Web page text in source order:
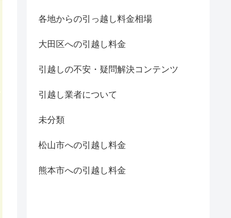
各地からの引っ越し料金相場
大田区への引越し料金
引越しの不安・疑問解決コンテンツ
引越し業者について
未分類
松山市への引越し料金
熊本市への引越し料金